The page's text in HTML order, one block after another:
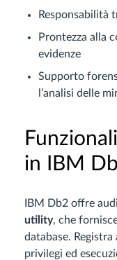
Responsabilità
Prontezza alla
evidenze
Supporto
l’analisi delle
in IBM
IBM Db2 offre
utility, che
database.
privilegi ed